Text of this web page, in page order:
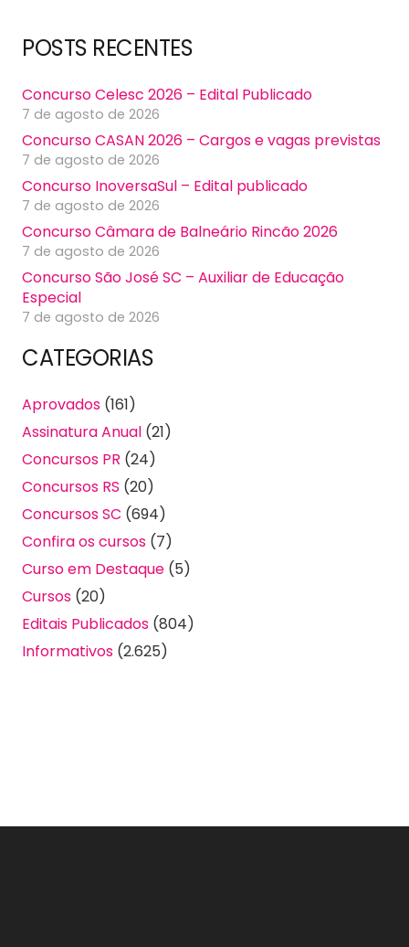
POSTS RECENTES
Concurso Celesc 2026 – Edital Publicado
7 de agosto de 2026
Concurso CASAN 2026 – Cargos e vagas previstas
7 de agosto de 2026
Concurso InoversaSul – Edital publicado
7 de agosto de 2026
Concurso Câmara de Balneário Rincão 2026
7 de agosto de 2026
Concurso São José SC – Auxiliar de Educação
Especial
7 de agosto de 2026
CATEGORIAS
Aprovados (161)
Assinatura Anual (21)
Concursos PR (24)
Concursos RS (20)
Concursos SC (694)
Confira os cursos (7)
Curso em Destaque (5)
Cursos (20)
Editais Publicados (804)
Informativos (2.625)